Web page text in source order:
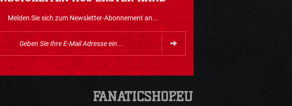
Melden Sie sich zum Newsletter-Abonnement an...